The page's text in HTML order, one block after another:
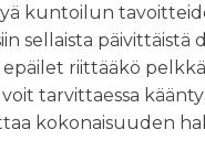
kuntoilun
sellaista päivittäistä
epäilet riittääkö
tarvittaessa
kokonaisuuden